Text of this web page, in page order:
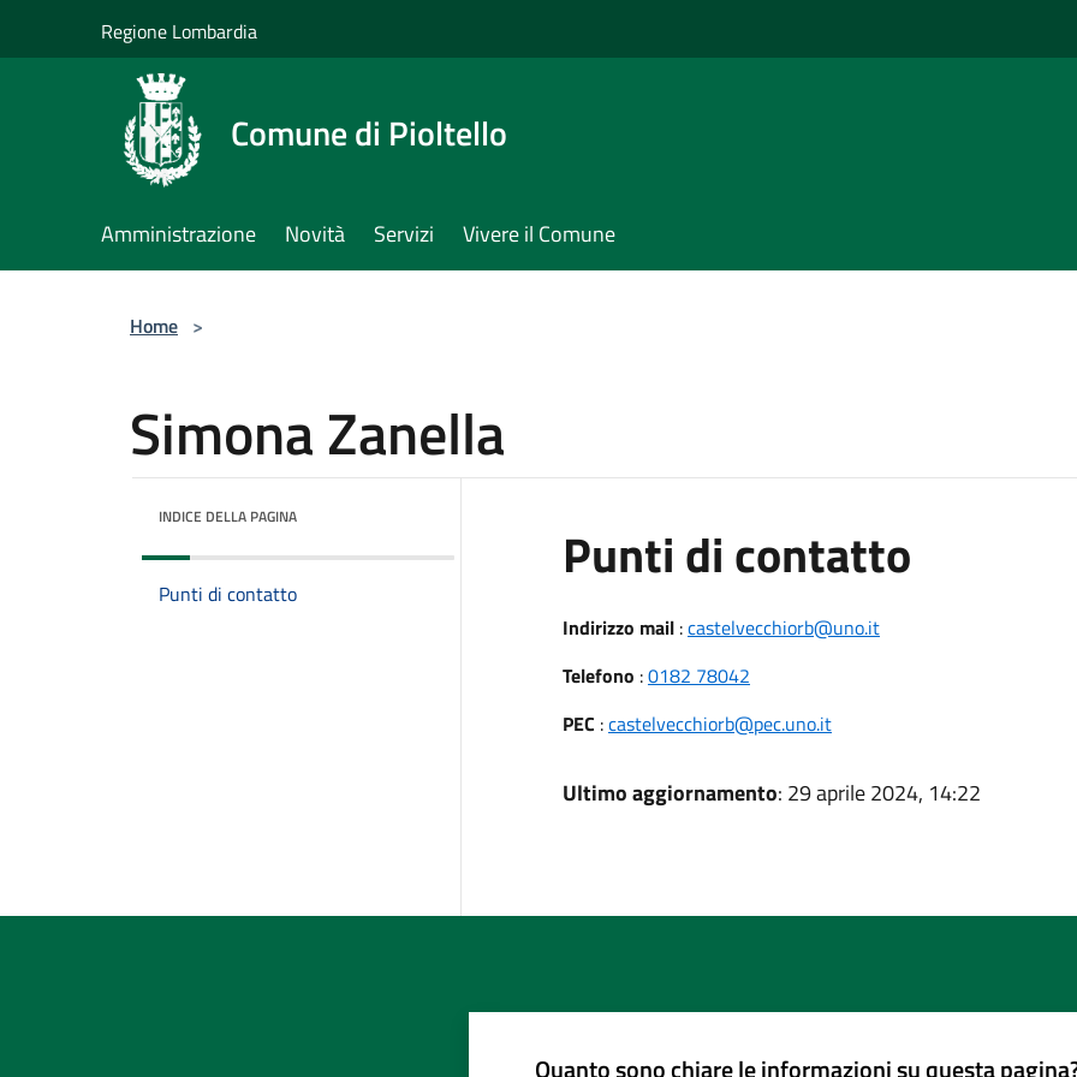
Regione Lombardia
Comune di Pioltello
Amministrazione Novità Servizi Vivere il Comune
Home >
Simona Zanella
INDICE DELLA PAGINA
Punti di contatto
Punti di contatto
Indirizzo mail:castelvecchiorb@uno.it
Telefono :0182 78042
PEC :castelvecchiorb@pec.uno.it
Ultimo aggiornamento: 29 aprile 2024, 14:22
Quanto sono chiare le informazioni su questa